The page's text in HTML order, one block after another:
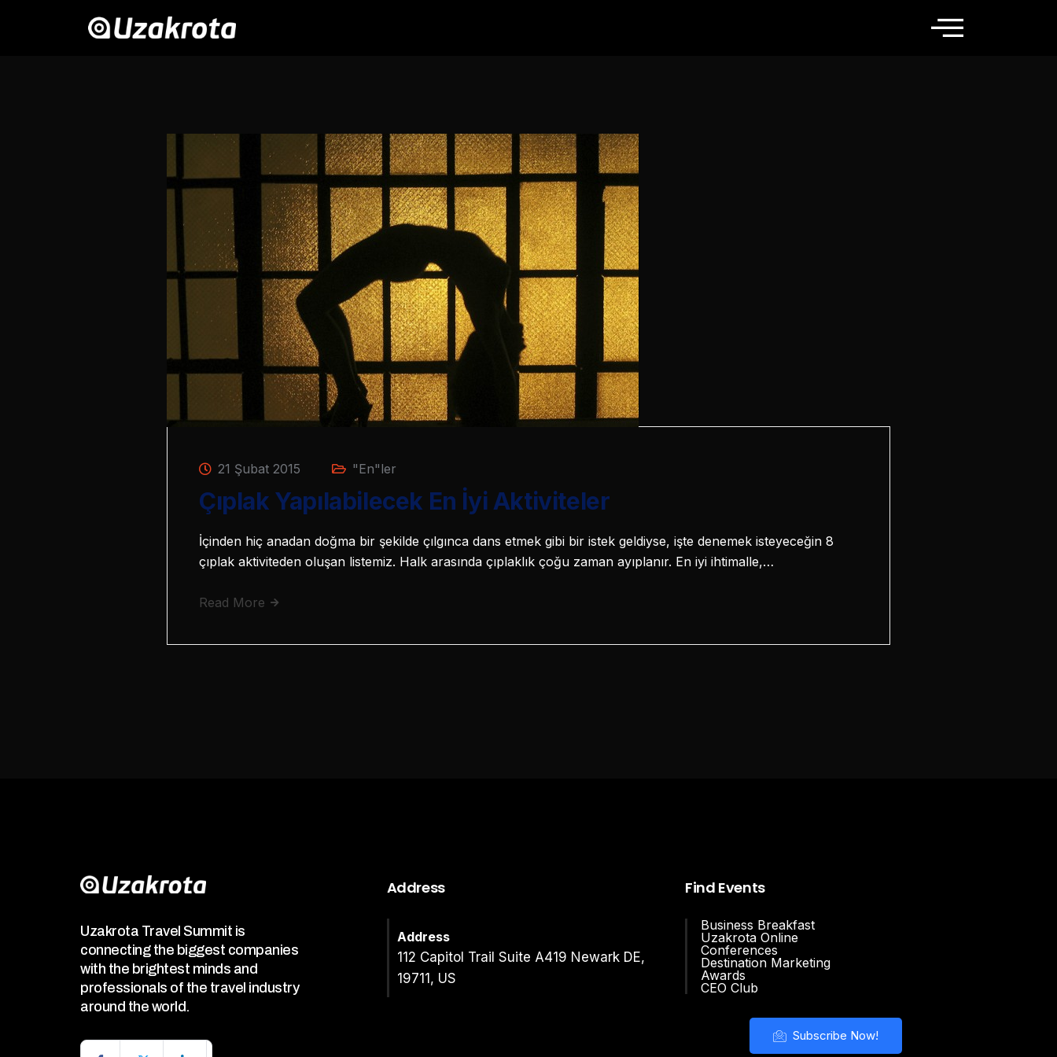
21 Şubat 2015 "En"ler
Çıplak Yapılabilecek En İyi Aktiviteler
İçinden hiç anadan doğma bir şekilde çılgınca dans etmek gibi bir istek geldiyse, işte denemek isteyeceğin 8
çıplak aktiviteden oluşan listemiz. Halk arasında çıplaklık çoğu zaman ayıplanır. En iyi ihtimalle,…
Read More
Uzakrota Travel Summit is
connecting the biggest companies
with the brightest minds and
professionals of the travel industry
around the world.
Address
Address
112 Capitol Trail Suite A419 Newark DE,
19711, US
Find Events
Business Breakfast
Uzakrota Online
Conferences
Destination Marketing
Awards
CEO Club
Subscribe Now!